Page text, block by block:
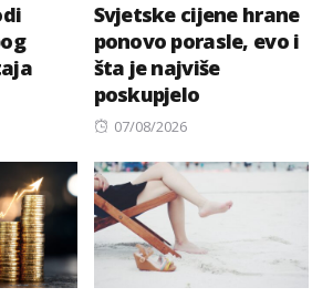
Svjetske cijene hrane
ponovo porasle, evo i
šta je najviše
poskupjelo
Posted
07/08/2026